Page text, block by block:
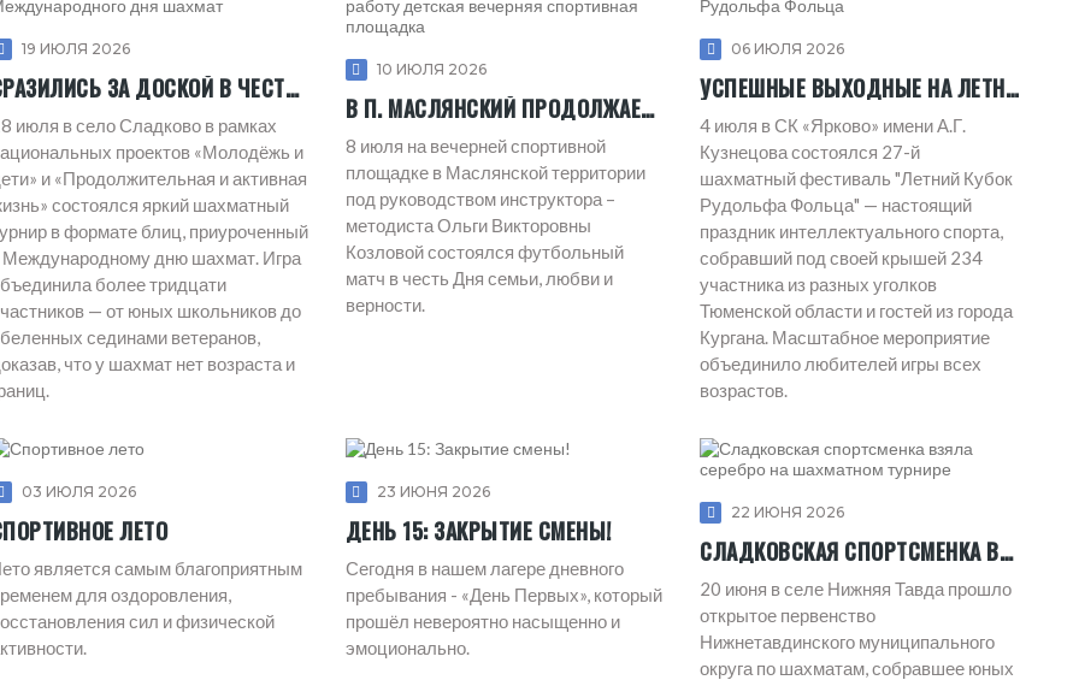
19 ИЮЛЯ 2026
СРАЗИЛИСЬ ЗА ДОСКОЙ В ЧЕСТЬ МЕЖДУНАРОДНОГО ДНЯ ШАХМАТ
июля в село Сладково в рамках
проектов «Молодёжь и
и «Продолжительная и активная
состоялся яркий шахматный
в формате блиц, приуроченный
Международному дню шахмат. Игра
более тридцати
— от юных школьников до
сединами ветеранов,
что у шахмат нет возраста и
10 ИЮЛЯ 2026
В П. МАСЛЯНСКИЙ ПРОДОЛЖАЕТ СВОЮ РАБОТУ ДЕТСКАЯ ВЕЧЕРНЯЯ СПОРТИВНАЯ ПЛОЩАДКА
8 июля на вечерней спортивной
площадке в Маслянской территории
под руководством инструктора –
методиста Ольги Викторовны
Козловой состоялся футбольный
матч в честь Дня семьи, любви и
верности.
06 ИЮЛЯ 2026
УСПЕШНЫЕ ВЫХОДНЫЕ НА ЛЕТНЕМ КУБКЕ РУДОЛЬФА ФОЛЬЦА
4 июля в СК «Ярково» имени А.Г.
Кузнецова состоялся 27-й
шахматный фестиваль "Летний Кубок
Рудольфа Фольца" — настоящий
праздник интеллектуального спорта,
собравший под своей крышей 234
участника из разных уголков
Тюменской области и гостей из города
Кургана. Масштабное мероприятие
объединило любителей игры всех
возрастов.
03 ИЮЛЯ 2026
ЛЕТО
является самым благоприятным
для оздоровления,
сил и физической
23 ИЮНЯ 2026
ДЕНЬ 15: ЗАКРЫТИЕ СМЕНЫ!
Сегодня в нашем лагере дневного
пребывания - «День Первых», который
прошёл невероятно насыщенно и
эмоционально.
22 ИЮНЯ 2026
СЛАДКОВСКАЯ СПОРТСМЕНКА ВЗЯЛА СЕРЕБРО НА ШАХМАТНОМ ТУРНИРЕ
20 июня в селе Нижняя Тавда прошло
открытое первенство
Нижнетавдинского муниципального
округа по шахматам, собравшее юных